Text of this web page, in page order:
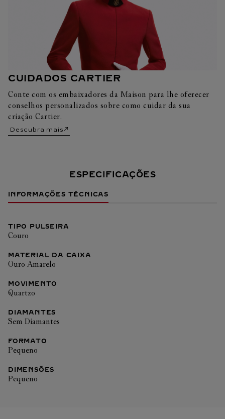
CUIDADOS CARTIER
Conte com os embaixadores da Maison para lhe oferecer
conselhos personalizados sobre como cuidar da sua
criação Cartier.
Descubra mais
ESPECIFICAÇÕES
INFORMAÇÕES TÉCNICAS
TIPO PULSEIRA
Couro
MATERIAL DA CAIXA
Ouro Amarelo
MOVIMENTO
Quartzo
DIAMANTES
Sem Diamantes
FORMATO
Pequeno
DIMENSÕES
Pequeno